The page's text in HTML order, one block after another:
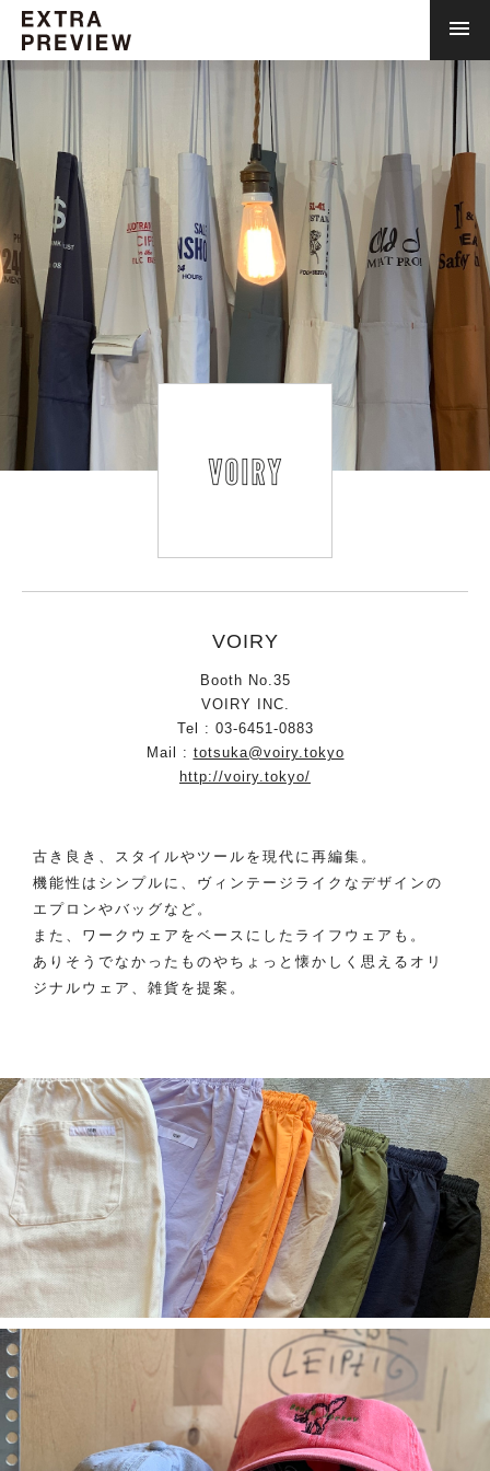
VOIRY
Booth No.35
VOIRY INC.
Tel : 03-6451-0883
Mail : totsuka@voiry.tokyo
http://voiry.tokyo/
古き良き、スタイルやツールを現代に再編集。
機能性はシンプルに、ヴィンテージライクなデザインの
エプロンやバッグなど。
また、ワークウェアをベースにしたライフウェアも。
ありそうでなかったものやちょっと懐かしく思えるオリ
ジナルウェア、雑貨を提案。